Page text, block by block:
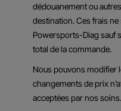
dédouanement ou
destination. Ces frais
Powersports-Diag sauf
total de la commande.
Nous pouvons modifier
changements de prix
acceptées par nos soins.